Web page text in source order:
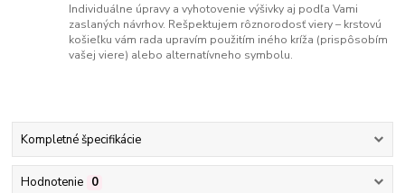
Individuálne úpravy a vyhotovenie výšivky aj podľa Vami
zaslaných návrhov. Rešpektujem rôznorodosť viery – krstovú
košieľku vám rada upravím použitím iného kríža (prispôsobím
vašej viere) alebo alternatívneho symbolu.
Kompletné špecifikácie
Hodnotenie 0